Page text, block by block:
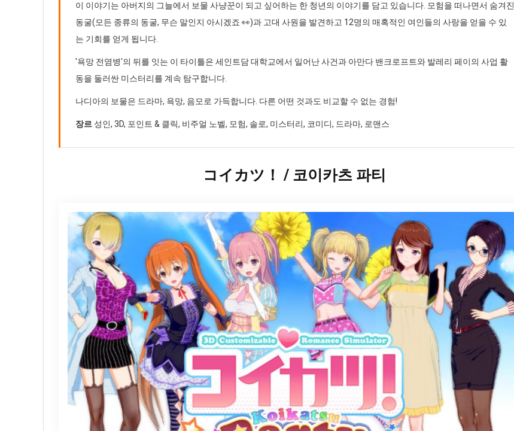
이 이야기는 아버지의 그늘에서 보물 사냥꾼이 되고 싶어하는 한 청년의 이야기를 담고 있습니다. 모험을 떠나면서 숨겨진
동굴(모든 종류의 동굴, 무슨 말인지 아시겠죠 👀)과 고대 사원을 발견하고 12명의 매혹적인 여인들의 사랑을 얻을 수 있
는 기회를 얻게 됩니다.
'욕망 전염병'의 뒤를 잇는 이 타이틀은 세인트담 대학교에서 일어난 사건과 아만다 밴크로프트와 발레리 페이의 사업 활
동을 둘러싼 미스터리를 계속 탐구합니다.
나디아의 보물은 드라마, 욕망, 음모로 가득합니다. 다른 어떤 것과도 비교할 수 없는 경험!
장르 성인, 3D, 포인트 & 클릭, 비주얼 노벨, 모험, 솔로, 미스터리, 코미디, 드라마, 로맨스
コイカツ！ / 코이카츠 파티